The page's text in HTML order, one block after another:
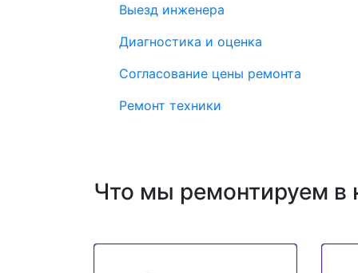
Выезд инженера
Диагностика и оценка
Согласование цены ремонта
Ремонт техники
Что мы ремонтируем в